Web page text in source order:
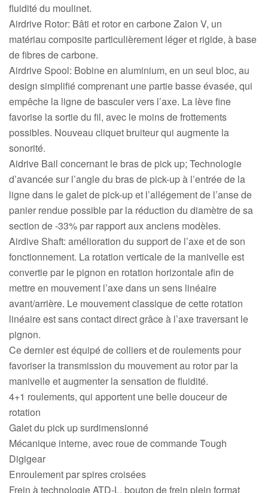
fluidité du moulinet.
Airdrive Rotor: Bâti et rotor en carbone Zaion V, un
matériau composite particulièrement léger et rigide, à base
de fibres de carbone.
Airdrive Spool: Bobine en aluminium, en un seul bloc, au
design simplifié comprenant une partie basse évasée, qui
empêche la ligne de basculer vers l’axe. La lève fine
favorise la sortie du fil, avec le moins de frottements
possibles. Nouveau cliquet bruiteur qui augmente la
sonorité.
Aidrive Bail concernant le bras de pick up; Technologie
d’avancée sur l’angle du bras de pick-up à l’entrée de la
ligne dans le galet de pick-up et l’allégement de l’anse de
panier rendue possible par la réduction du diamètre de sa
section de -33% par rapport aux anciens modèles.
Airdive Shaft: amélioration du support de l’axe et de son
fonctionnement. La rotation verticale de la manivelle est
convertie par le pignon en rotation horizontale afin de
mettre en mouvement l’axe dans un sens linéaire
avant/arrière. Le mouvement classique de cette rotation
linéaire est sans contact direct grâce à l’axe traversant le
pignon.
Ce dernier est équipé de colliers et de roulements pour
favoriser la transmission du mouvement au rotor par la
manivelle et augmenter la sensation de fluidité.
4+1 roulements, qui apportent une belle douceur de
rotation
Galet du pick up surdimensionné
Mécanique interne, avec roue de commande Tough
Digigear
Enroulement par spires croisées
Frein à technologie ATD-L, bouton de frein plein format
Canne Jigging Sunset Massive
Attack 1.83m 120/250gr 30kg
,
د.ت379,000
د.ت340,000
Foureau Kalli Kunnan Funda
1.70m Expanded
د.ت378,000